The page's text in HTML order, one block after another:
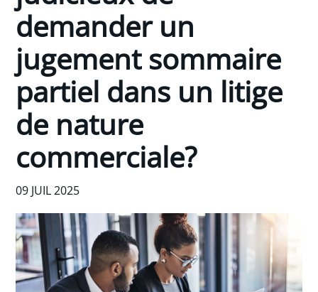
demander un
jugement sommaire
partiel dans un litige
de nature
commerciale?
09 JUIL 2025